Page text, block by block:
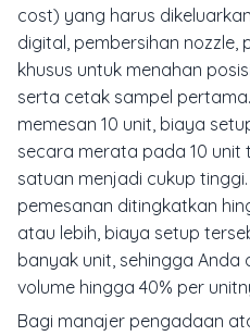
cost) yang harus
digital, pembersihan
khusus untuk menahan
serta cetak sampel
memesan 10 unit, biaya
secara merata pada 10 unit
satuan menjadi cukup
pemesanan ditingkatkan
atau lebih, biaya setup
banyak unit, sehingga Anda
volume hingga 40% per
Bagi manajer pengadaan